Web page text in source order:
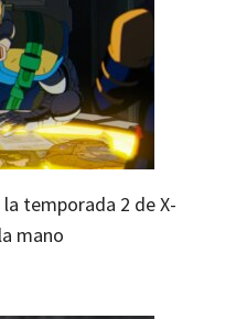
temporada 2 de X-
mano